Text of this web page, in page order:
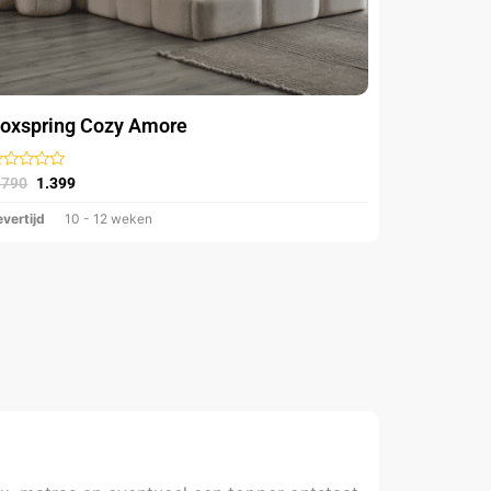
Cozy Amore
1.399
10 - 12 weken